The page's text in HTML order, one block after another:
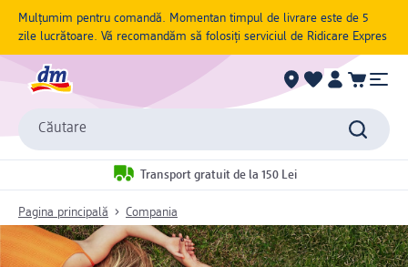
Mulțumim pentru comandă. Momentan timpul de livrare este de 5
zile lucrătoare. Vă recomandăm să folosiți serviciul de Ridicare Expres
Căutare
Transport gratuit de la 150 Lei
Pagina principală Compania